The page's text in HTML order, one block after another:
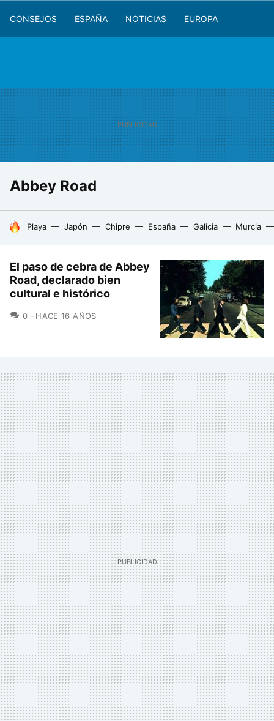
CONSEJOS ESPAÑA NOTICIAS EUROPA
Abbey Road
HOY SE HABLA DE
Playa Japón Chipre España Galicia Murcia
El paso de cebra de Abbey
Road, declarado bien
cultural e histórico
0 COMENTARIOS
HACE 16 AÑOS